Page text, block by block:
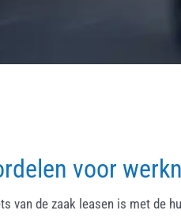
voor
van de zaak leasen is met de